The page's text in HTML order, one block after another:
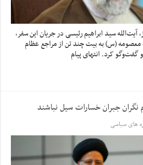
سید ابراهیم رئیسی در جریان این سفر،
(س) به بیت چند تن از مراجع عظام
گفت‌وگو کرد. انتهای پیام
نگران جبران خسارات سیل نباشند
های سیاسی